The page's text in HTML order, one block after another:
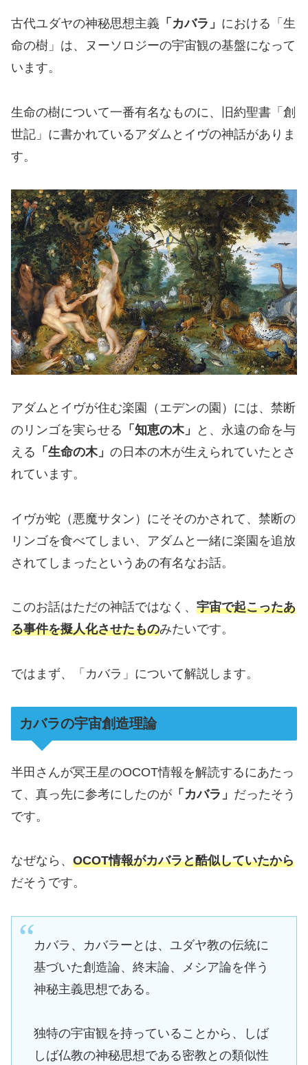
古代ユダヤの神秘思想主義 「カバラ」 における「生
命の樹」は、ヌーソロジーの宇宙観の基盤になって
います。
生命の樹について一番有名なものに、旧約聖書「創
世記」に書かれているアダムとイヴの神話がありま
す。
アダムとイヴが住む楽園（エデンの園）には、禁断
のリンゴを実らせる 「知恵の木」
と、永遠の命を与
える 「生命の木」 の日本の木が生えられていたとさ
れています。
イヴが蛇（悪魔サタン）にそそのかされて、禁断の
リンゴを食べてしまい、アダムと一緒に楽園を追放
されてしまったというあの有名なお話。
このお話はただの神話ではなく、 宇宙で起こったあ
る事件を擬人化させたものみたいです。
ではまず、「カバラ」について解説します。
カバラの宇宙創造理論
半田さんが冥王星のOCOT情報を解読するにあたっ
て、真っ先に参考にしたのが 「カバラ」 だったそう
です。
なぜなら、 OCOT情報がカバラと酷似していたから
だそうです。
カバラ、カバラーとは、ユダヤ教の伝統に
基づいた創造論、終末論、メシア論を伴う
神秘主義思想である。
独特の宇宙観を持っていることから、しば
しば仏教の神秘思想である密教との類似性